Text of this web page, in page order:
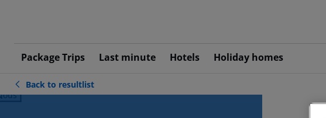
Package Trips Last minute Hotels Holiday homes
Back to resultlist